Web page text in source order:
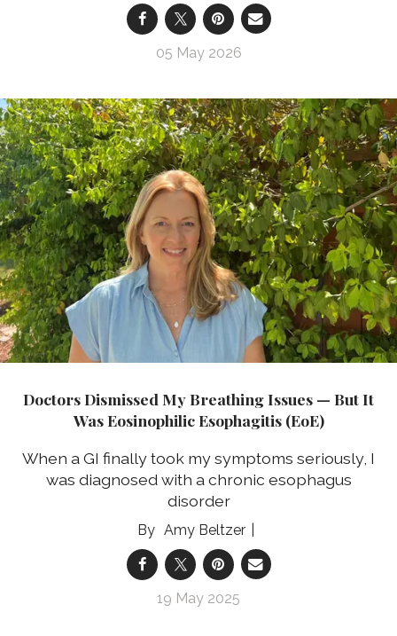
05 May 2026
Doctors Dismissed My Breathing Issues — But It
Was Eosinophilic Esophagitis (EoE)
When a GI finally took my symptoms seriously, I
was diagnosed with a chronic esophagus
disorder
Amy Beltzer
19 May 2025